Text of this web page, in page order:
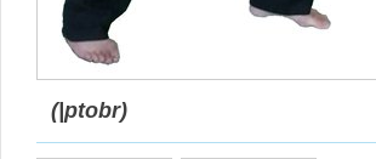
(|ptobr)